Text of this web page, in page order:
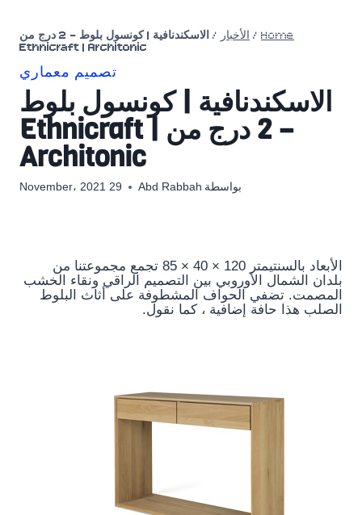
Home
/ الأخبار /
الاسكندنافية | كونسول بلوط – 2 درج من
Ethnicraft | Architonic
تصميم معماري
الاسكندنافية | كونسول بلوط
– 2 درج من Ethnicraft |
Architonic
بواسطة Abd Rabbah 29 November، 2021
الأبعاد بالسنتيمتر 120 × 40 × 85 تجمع مجموعتنا من
بلدان الشمال الأوروبي بين التصميم الراقي ونقاء الخشب
المصمت. تضفي الحواف المشطوفة على أثاث البلوط
الصلب هذا حافة إضافية ، كما نقول.